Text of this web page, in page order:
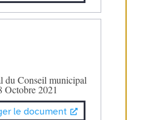
du Conseil municipal
Octobre 2021
le document